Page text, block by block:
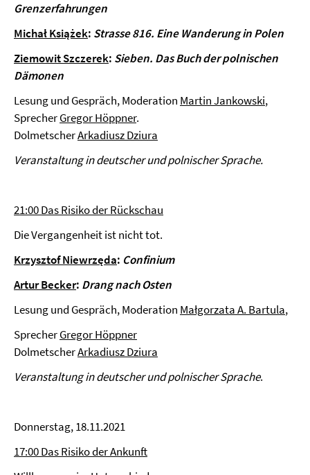
Grenzerfahrungen
Michał Książek: Strasse 816. Eine Wanderung in Polen
Ziemowit Szczerek: Sieben. Das Buch der polnischen
Dämonen
Lesung und Gespräch, Moderation Martin Jankowski,
SprecherGregor Höppner.
DolmetscherArkadiusz Dziura
Veranstaltung in deutscher und polnischer Sprache.
21:00 Das Risiko der Rückschau
Die Vergangenheit ist nicht tot.
Krzysztof Niewrzęda: Confinium
Artur Becker: Drang nach Osten
Lesung und Gespräch, Moderation Małgorzata A. Bartula,
SprecherGregor Höppner
DolmetscherArkadiusz Dziura
Veranstaltung in deutscher und polnischer Sprache.
Donnerstag, 18.11.2021
17:00 Das Risiko der Ankunft